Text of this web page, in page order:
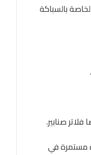
بالسباكة
صنابير.
مستمرة في